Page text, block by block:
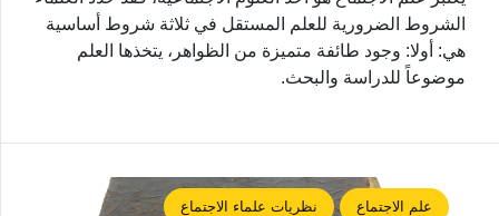
الشروط الضرورية للعلم المستقل في ثلاثة شروط أساسية
هي: أولا: وجود طائفة متميزة من الظواهر، يتخذها العلم
موضوعاً للدراسة والبحث.
علم الاجتماع نظريات علماء الاجتماع